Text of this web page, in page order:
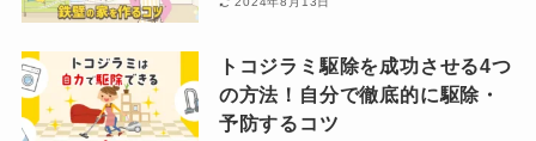
トコジラミ駆除を成功させる4つ
の方法！自分で徹底的に駆除・
予防するコツ